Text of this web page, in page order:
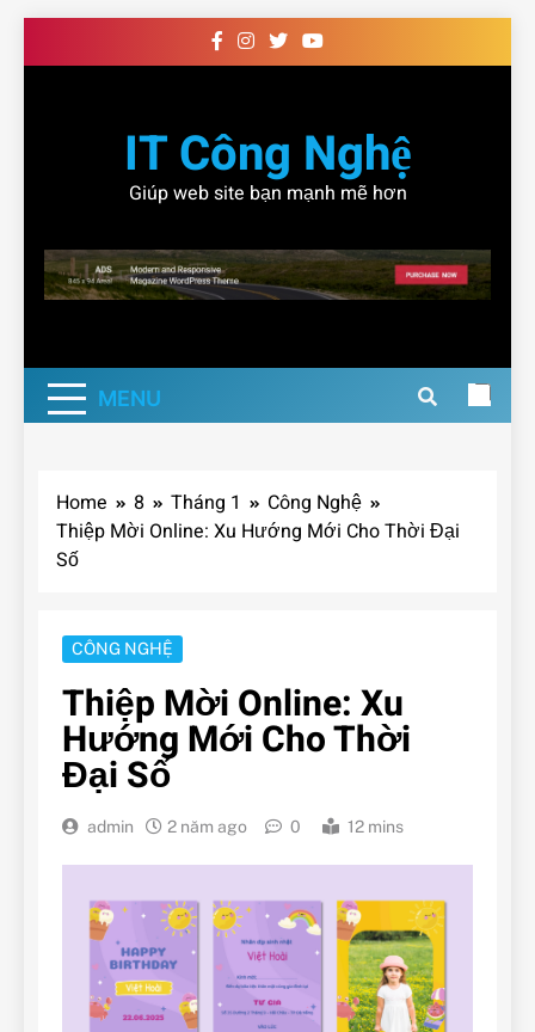
to
IT Công Nghệ
Giúp web site bạn mạnh mẽ hơn
MENU
Home 8 Tháng 1
Công Nghệ
Thiệp Mời Online: Xu Hướng Mới Cho Thời Đại
Số
CÔNG NGHỆ
Thiệp Mời Online: Xu
Hướng Mới Cho Thời
Đại Số
admin 2 năm ago 0 12 mins